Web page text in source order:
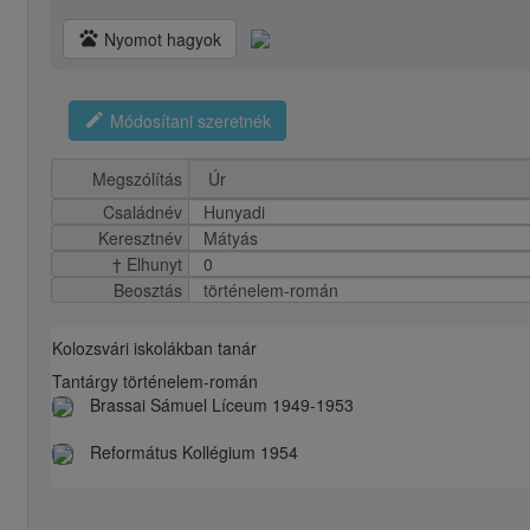
pets Nyomot hagyok
edit Módosítani szeretnék
Megszólítás
Családnév
Hunyadi
Keresztnév
Mátyás
† Elhunyt
0
Beosztás
történelem-román
Kolozsvári iskolákban tanár
Tantárgy történelem-román
Brassai Sámuel Líceum 1949-1953
Református Kollégium 1954